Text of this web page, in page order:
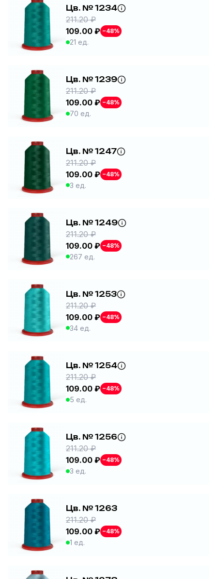
Цв. № 1234
211.20 ₽
109.00 ₽ −48%
21 ед.
Цв. № 1239
211.20 ₽
109.00 ₽ −48%
70 ед.
Цв. № 1247
211.20 ₽
109.00 ₽ −48%
3 ед.
Цв. № 1249
211.20 ₽
109.00 ₽ −48%
267 ед.
Цв. № 1253
211.20 ₽
109.00 ₽ −48%
34 ед.
Цв. № 1254
211.20 ₽
109.00 ₽ −48%
5 ед.
Цв. № 1256
211.20 ₽
109.00 ₽ −48%
3 ед.
Цв. № 1263
211.20 ₽
109.00 ₽ −48%
1 ед.